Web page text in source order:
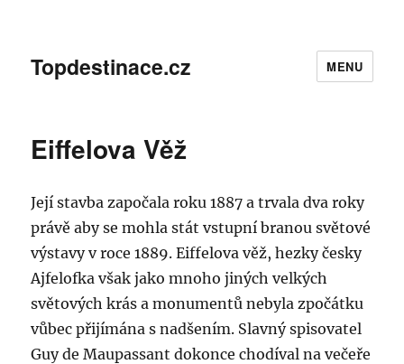
Topdestinace.cz MENU
Eiffelova Věž
Její stavba započala roku 1887 a trvala dva roky
právě aby se mohla stát vstupní branou světové
výstavy v roce 1889. Eiffelova věž, hezky česky
Ajfelofka však jako mnoho jiných velkých
světových krás a monumentů nebyla zpočátku
vůbec přijímána s nadšením. Slavný spisovatel
Guy de Maupassant dokonce chodíval na večeře